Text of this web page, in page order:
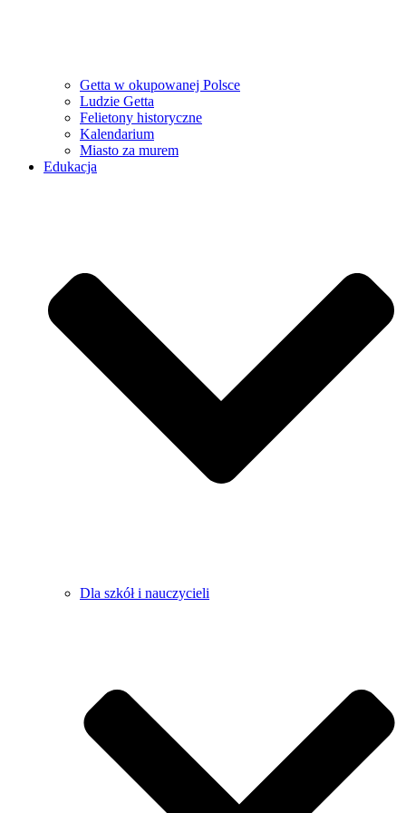
Getta w okupowanej Polsce
Ludzie Getta
Felietony historyczne
Kalendarium
Miasto za murem
Edukacja
Dla szkół i nauczycieli